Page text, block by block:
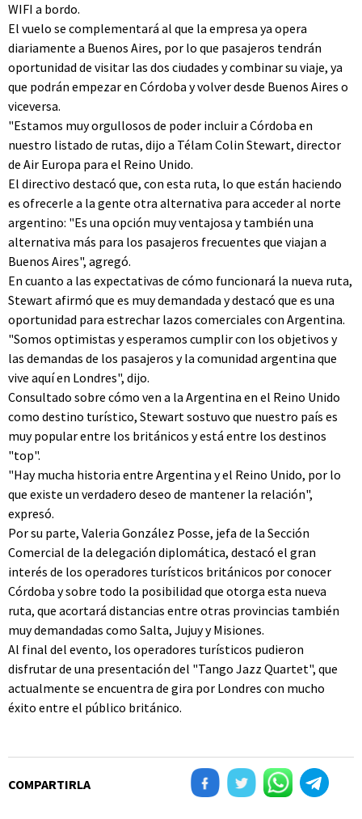
WIFI a bordo.
El vuelo se complementará al que la empresa ya opera
diariamente a Buenos Aires, por lo que pasajeros tendrán
oportunidad de visitar las dos ciudades y combinar su viaje, ya
que podrán empezar en Córdoba y volver desde Buenos Aires o
viceversa.
"Estamos muy orgullosos de poder incluir a Córdoba en
nuestro listado de rutas, dijo a Télam Colin Stewart, director
de Air Europa para el Reino Unido.
El directivo destacó que, con esta ruta, lo que están haciendo
es ofrecerle a la gente otra alternativa para acceder al norte
argentino: "Es una opción muy ventajosa y también una
alternativa más para los pasajeros frecuentes que viajan a
Buenos Aires", agregó.
En cuanto a las expectativas de cómo funcionará la nueva ruta,
Stewart afirmó que es muy demandada y destacó que es una
oportunidad para estrechar lazos comerciales con Argentina.
"Somos optimistas y esperamos cumplir con los objetivos y
las demandas de los pasajeros y la comunidad argentina que
vive aquí en Londres", dijo.
Consultado sobre cómo ven a la Argentina en el Reino Unido
como destino turístico, Stewart sostuvo que nuestro país es
muy popular entre los británicos y está entre los destinos
"top".
"Hay mucha historia entre Argentina y el Reino Unido, por lo
que existe un verdadero deseo de mantener la relación",
expresó.
Por su parte, Valeria González Posse, jefa de la Sección
Comercial de la delegación diplomática, destacó el gran
interés de los operadores turísticos británicos por conocer
Córdoba y sobre todo la posibilidad que otorga esta nueva
ruta, que acortará distancias entre otras provincias también
muy demandadas como Salta, Jujuy y Misiones.
Al final del evento, los operadores turísticos pudieron
disfrutar de una presentación del "Tango Jazz Quartet", que
actualmente se encuentra de gira por Londres con mucho
éxito entre el público británico.
COMPARTIRLA